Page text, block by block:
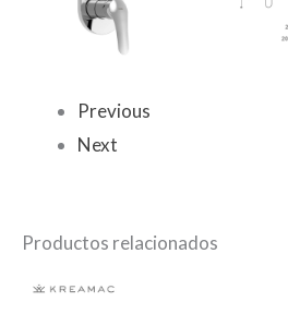
Previous
Next
Productos relacionados